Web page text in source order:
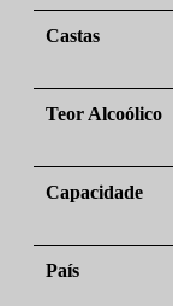
Castas
Teor Alcoólico
Capacidade
País